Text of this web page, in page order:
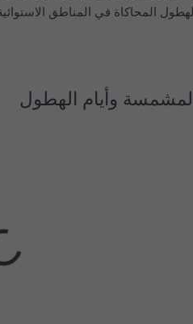
المحاكاة في المناطق
والمشمسة وأيام الهطول